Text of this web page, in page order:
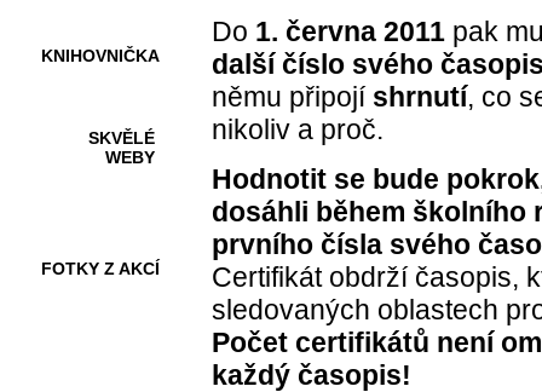
KNIHOVNIČKA
SKVĚLÉ
WEBY
FOTKY Z AKCÍ
Do 1. června 2011 pak
další číslo svého
němu připojí shrnutí, co
nikoliv a proč.
Hodnotit se bude
dosáhli během školního
prvního čísla svého
Certifikát obdrží časopis,
sledovaných oblastech
Počet certifikátů není
každý časopis!